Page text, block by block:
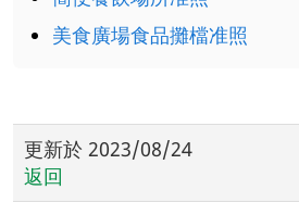
美食廣場食品攤檔准照
更新於 2023/08/24
返回